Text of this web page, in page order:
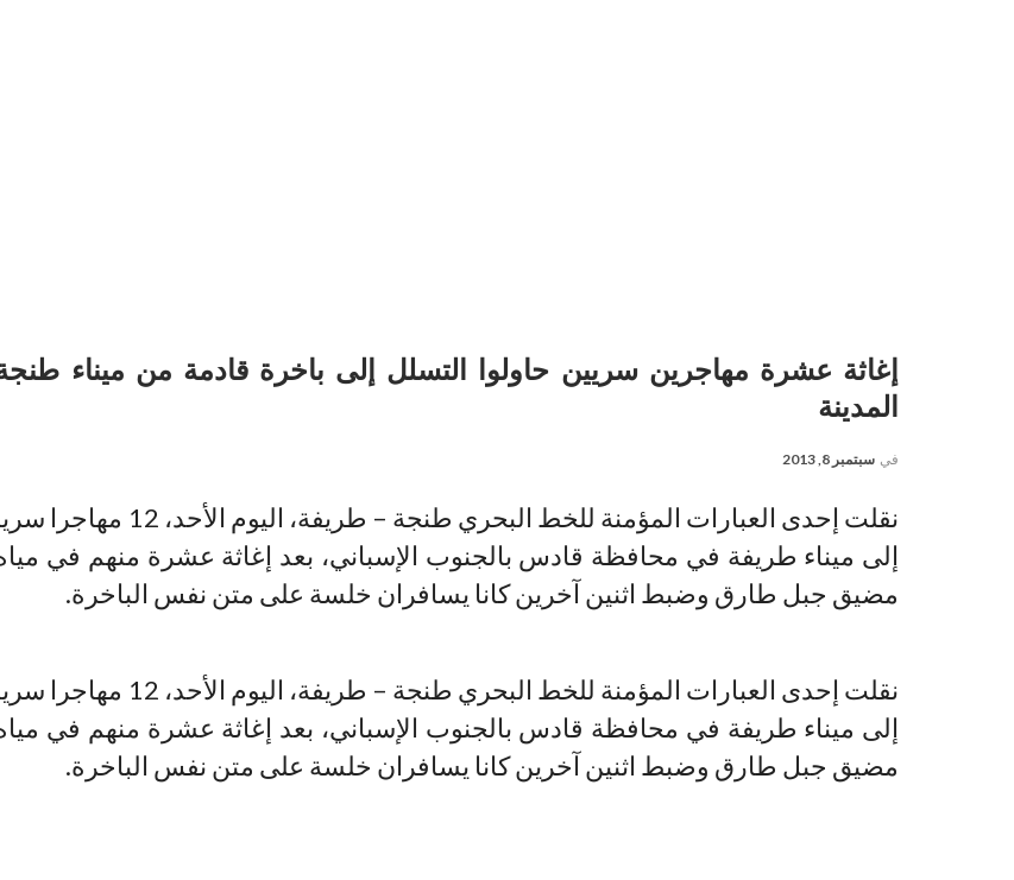
إغاثة عشرة مهاجرين سريين حاولوا التسلل إلى باخرة قادمة من ميناء
المدينة
في سبتمبر 8, 2013
نقلت إحدى العبارات المؤمنة للخط البحري طنجة – طريفة، اليوم الأحد، 12
إلى ميناء طريفة في محافظة قادس بالجنوب الإسباني، بعد إغاثة عشرة منهم في
مضيق جبل طارق وضبط اثنين آخرين كانا يسافران خلسة على متن نفس الباخرة.
نقلت إحدى العبارات المؤمنة للخط البحري طنجة – طريفة، اليوم الأحد، 12
إلى ميناء طريفة في محافظة قادس بالجنوب الإسباني، بعد إغاثة عشرة منهم في
مضيق جبل طارق وضبط اثنين آخرين كانا يسافران خلسة على متن نفس الباخرة.